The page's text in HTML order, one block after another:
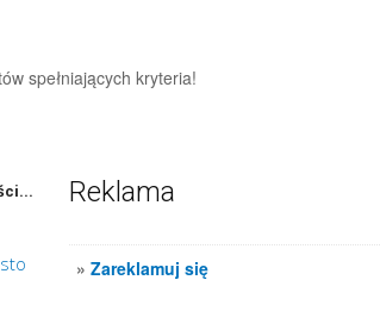
spełniających kryteria!
Reklama
»Zareklamuj się